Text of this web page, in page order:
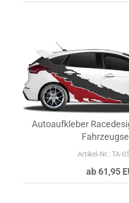
Autoaufkleber
Artikel‑Nr.: TA-
ab 61,95